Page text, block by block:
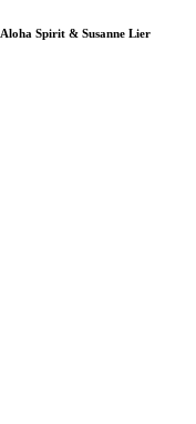
Spirit & Susanne Lier